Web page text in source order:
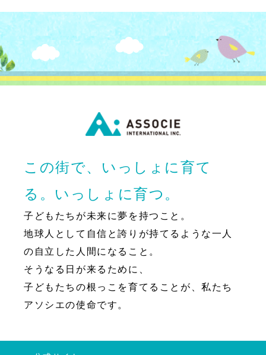
この街で、いっしょに育て
る。いっしょに育つ。
子どもたちが未来に夢を持つこと。
地球人として自信と誇りが持てるような一人
の自立した人間になること。
そうなる日が来るために、
子どもたちの根っこを育てることが、私たち
アソシエの使命です。